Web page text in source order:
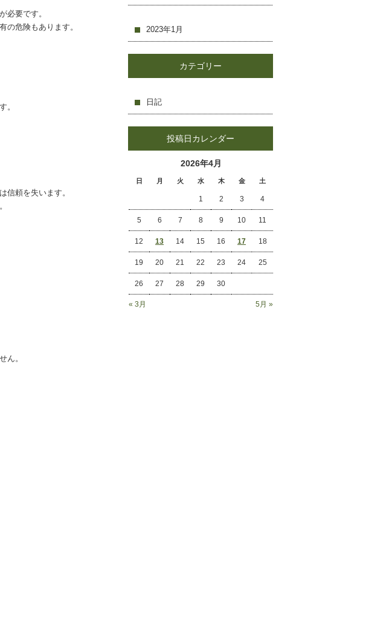
必要です。
の危険もあります。
。
信頼を失います。
ん。
2023年1月
カテゴリー
日記
投稿日カレンダー
2026年4月
日 月 火 水 木 金 土
« 3月 5月 »
1 2 3 4
5 6 7 8 9 10 11
12 13 14 15 16 17 18
19 20 21 22 23 24 25
26 27 28 29 30